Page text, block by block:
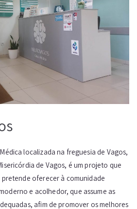
localizada na freguesia de Vagos,
de Vagos, é um projeto que
oferecer à comunidade
e acolhedor, que assume as
afim de promover os melhores